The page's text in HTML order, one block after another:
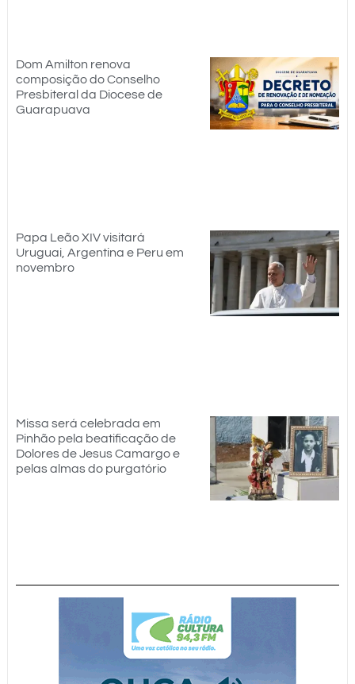
Dom Amilton renova
composição do Conselho
Presbiteral da Diocese de
Guarapuava
Papa Leão XIV visitará
Uruguai, Argentina e Peru em
novembro
Missa será celebrada em
Pinhão pela beatificação de
Dolores de Jesus Camargo e
pelas almas do purgatório